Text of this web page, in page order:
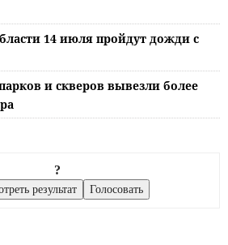
14 июля пройдут дожди с
и скверов вывезли более
?